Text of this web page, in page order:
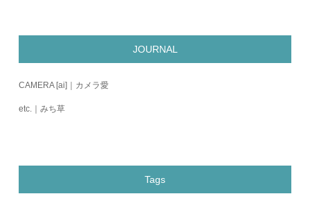
JOURNAL
CAMERA [ai]｜カメラ愛
etc.｜みち草
Tags